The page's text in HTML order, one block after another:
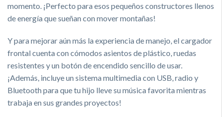
momento. ¡Perfecto para esos pequeños constructores llenos
de energía que sueñan con mover montañas!
Y para mejorar aún más la experiencia de manejo, el cargador
frontal cuenta con cómodos asientos de plástico, ruedas
resistentes y un botón de encendido sencillo de usar.
¡Además, incluye un sistema multimedia con USB, radio y
Bluetooth para que tu hijo lleve su música favorita mientras
trabaja en sus grandes proyectos!